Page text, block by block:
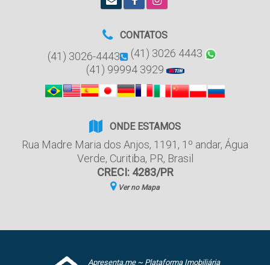
CONTATOS
(41) 3026-4443
(41) 3026 4443
(41) 99994 3929
ONDE ESTAMOS
Rua Madre Maria dos Anjos, 1191 , 1º andar, Água
Verde, Curitiba, PR, Brasil
CRECI: 4283/PR
Ver no Mapa
Apresenta.me ~ Plataforma Imobiliária